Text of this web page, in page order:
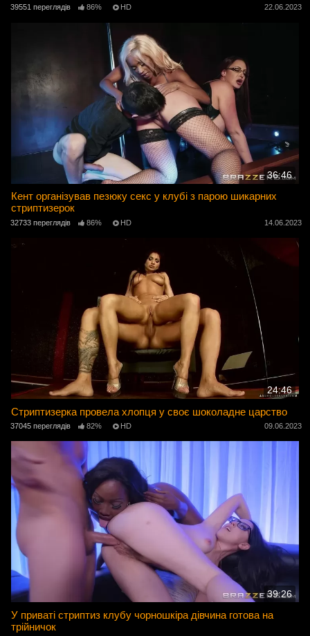
39551 переглядів 86% HD 22.06.2023
36:46
Кент організував пезюку секс у клубі з парою шикарних
стриптизерок
32733 переглядів 86% HD 14.06.2023
24:46
Стриптизерка провела хлопця у своє шоколадне царство
37045 переглядів 82% HD 09.06.2023
39:26
У приваті стриптиз клубу чорношкіра дівчина готова на
трійничок